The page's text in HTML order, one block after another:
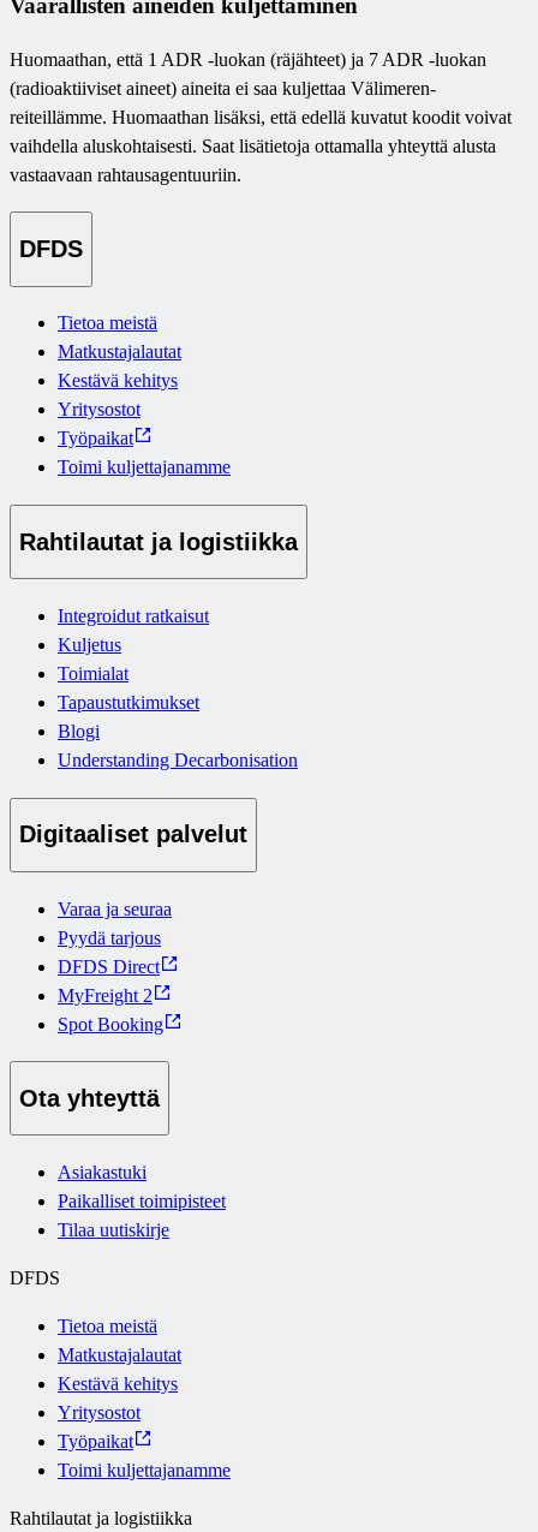
Vaarallisten aineiden kuljettaminen
Huomaathan, että 1 ADR -luokan (räjähteet) ja 7 ADR -luokan
(radioaktiiviset aineet) aineita ei saa kuljettaa Välimeren-
reiteillämme. Huomaathan lisäksi, että edellä kuvatut koodit voivat
vaihdella aluskohtaisesti. Saat lisätietoja ottamalla yhteyttä alusta
vastaavaan rahtausagentuuriin.
DFDS
Tietoa meistä
Matkustajalautat
Kestävä kehitys
Yritysostot
Työpaikat
Toimi kuljettajanamme
Rahtilautat ja logistiikka
Integroidut ratkaisut
Kuljetus
Toimialat
Tapaustutkimukset
Blogi
Understanding Decarbonisation
Digitaaliset palvelut
Varaa ja seuraa
Pyydä tarjous
DFDS Direct
MyFreight 2
Spot Booking
Ota yhteyttä
Asiakastuki
Paikalliset toimipisteet
Tilaa uutiskirje
DFDS
Tietoa meistä
Matkustajalautat
Kestävä kehitys
Yritysostot
Työpaikat
Toimi kuljettajanamme
Rahtilautat ja logistiikka